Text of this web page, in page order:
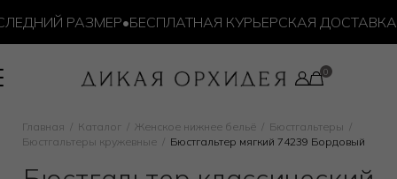
РАЗМЕР•БЕСПЛАТНАЯ КУРЬЕРСКАЯ ДОСТАВКА ОТ
Главная Каталог Женское нижнее бельё
Бюстгальтеры
Бюстгальтеры кружевные
Бюстгальтер мягкий 74239 Бордовый